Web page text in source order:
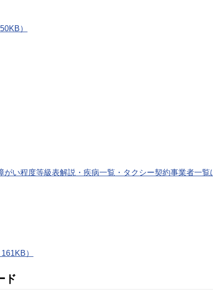
）
い程度等級表解説・疾病一覧・タクシー契約事業者一覧
）
ド